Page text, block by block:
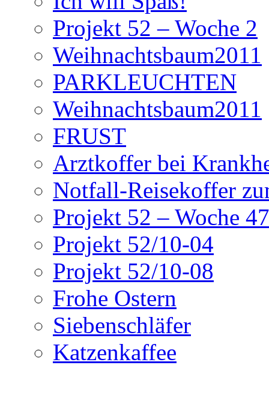
Projekt 52 – Woche 2
Weihnachtsbaum2011
PARKLEUCHTEN
Weihnachtsbaum2011
FRUST
Arztkoffer bei
Notfall-Reisekoffer
Projekt 52 – Woche 47
Projekt 52/10-04
Projekt 52/10-08
Frohe Ostern
Siebenschläfer
Katzenkaffee